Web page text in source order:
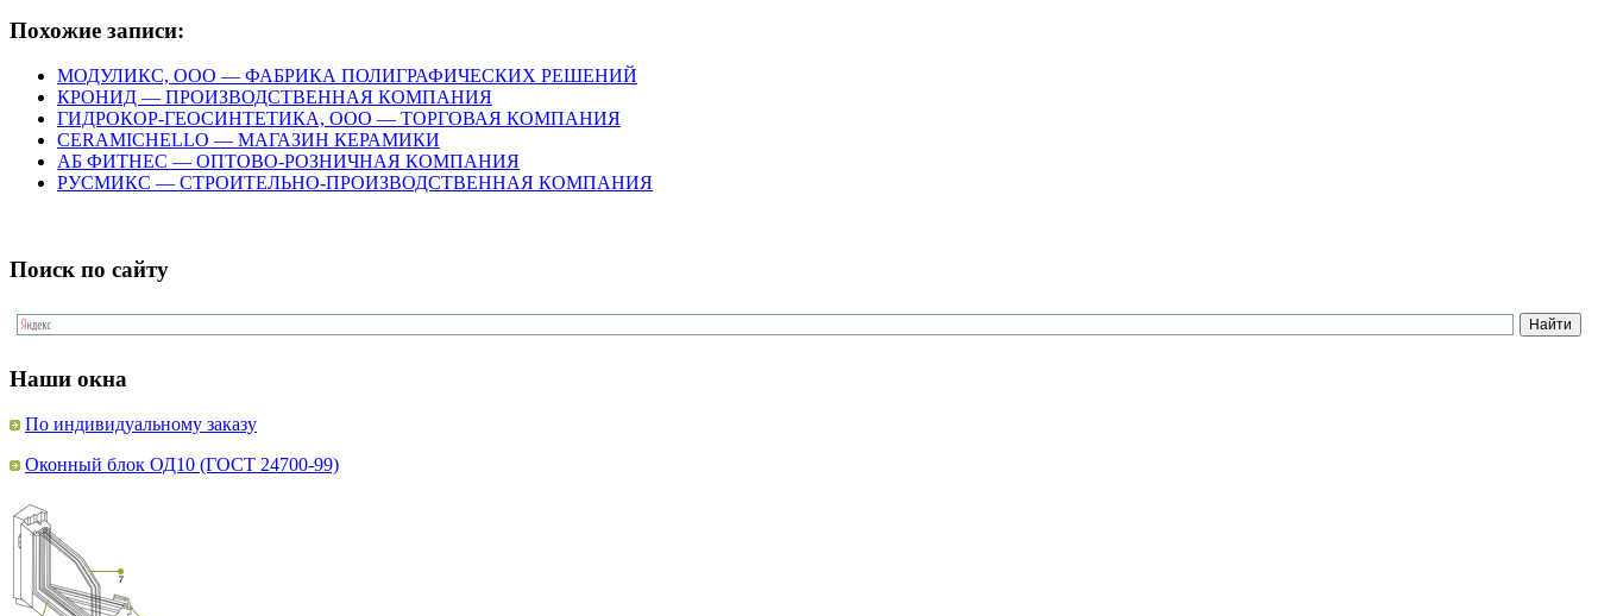
Похожие записи:
МОДУЛИКС, ООО — ФАБРИКА ПОЛИГРАФИЧЕСКИХ РЕШЕНИЙ
КРОНИД — ПРОИЗВОДСТВЕННАЯ КОМПАНИЯ
ГИДРОКОР-ГЕОСИНТЕТИКА, ООО — ТОРГОВАЯ КОМПАНИЯ
CERAMICHELLO — МАГАЗИН КЕРАМИКИ
АБ ФИТНЕС — ОПТОВО-РОЗНИЧНАЯ КОМПАНИЯ
РУСМИКС — СТРОИТЕЛЬНО-ПРОИЗВОДСТВЕННАЯ КОМПАНИЯ
Поиск по сайту
Наши окна
По индивидуальному заказу
Оконный блок ОД10 (ГОСТ 24700-99)